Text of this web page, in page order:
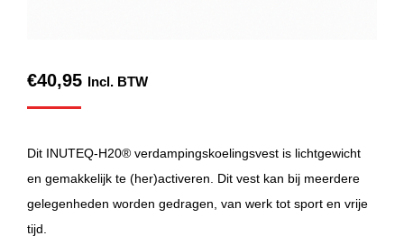
€40,95 Incl. BTW
Dit INUTEQ-H20® verdampingskoelingsvest is lichtgewicht
en gemakkelijk te (her)activeren. Dit vest kan bij meerdere
gelegenheden worden gedragen, van werk tot sport en vrije
tijd.